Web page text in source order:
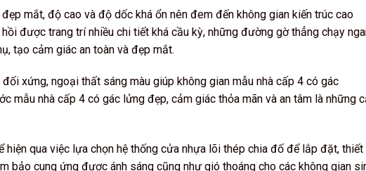
mắt, độ cao và độ dốc khá ổn nên đem đến không gian kiến trúc cao
được trang trí nhiều chi tiết khá cầu kỳ, những đường gờ thẳng chạy
tạo cảm giác an toàn và đẹp mắt.
xứng, ngoại thất sáng màu giúp không gian mẫu nhà cấp 4 có gác
mẫu nhà cấp 4 có gác lửng đẹp, cảm giác thỏa mãn và an tâm là những
hiện qua việc lựa chọn hệ thống cửa nhựa lõi thép chia đố để lắp đặt, thiết
bảo cung ứng được ánh sáng cũng như gió thoáng cho các không gian